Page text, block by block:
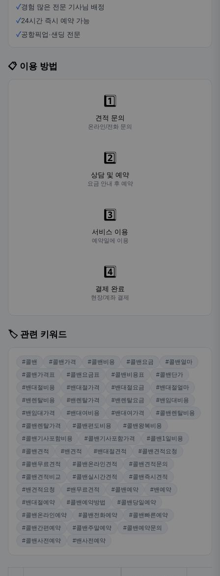
✓경험 많은 전문 기사님 배정
✓24시간 즉시 예약 가능
✓공항픽업·샌딩 전문
📋 이용 방법
1️⃣
견적 문의
온라인/전화 문의
2️⃣
상담 및 예약
요금 안내 후 예약
3️⃣
서비스 이용
예약일에 이용
4️⃣
결제 완료
현장/계좌 결제
🏷️ 관련 키워드
#콜밴 #콜밴가격 #콜밴비용 #콜밴요금
#콜밴얼마
#콜밴가격표
#콜밴요금표 #콜밴비용표
#콜밴단가
#밴대절비용
#밴대절가격 #밴대절요금
#밴대절얼마
#밴렌탈비용
#밴렌탈가격 #밴렌탈요금
#밴임대비용
#밴임대가격
#밴대여비용 #밴대여가격
#콜밴렌탈비용
#콜밴렌탈가격
#콜밴편도비용
#콜밴왕복비용
#콜밴기사포함비용
#콜밴기사포함가격
#콜밴1일비용
#콜밴견적
#밴견적 #밴대절견적
#콜밴견적요청
#콜밴무료견적
#콜밴온라인견적
#콜밴견적문의
#콜밴견적비교
#콜밴실시간견적
#콜밴즉시견적
#밴견적요청
#밴무료견적 #콜밴예약
#밴예약
#밴대절예약
#콜밴예약방법
#콜밴당일예약
#콜밴온라인예약
#콜밴전화예약
#콜밴빠른예약
#콜밴간편예약
#콜밴주말예약
#콜밴예약문의
#콜밴사전예약
#밴사전예약